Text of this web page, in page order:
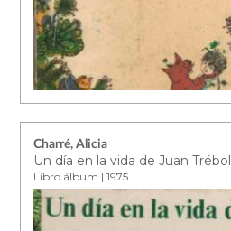
Charré, Alicia
Un día en la vida de Juan Trébol
Libro álbum | 1975